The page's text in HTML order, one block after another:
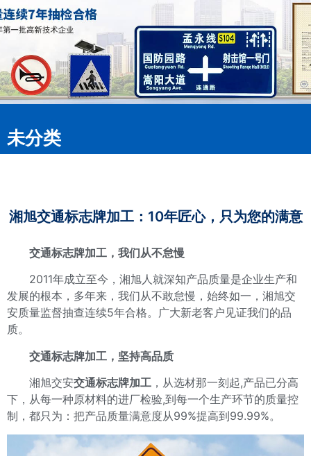
未分类
湘旭交通标志牌加工：10年匠心，只为您的满意
交通标志牌加工 ，我们从不怠慢
2011年成立至今，湘旭人就深知产品质量是企业生产和
发展的根本，多年来，我们从不敢怠慢，始终如一，湘旭交
安质量监督抽查连续5年合格。广大新老客户见证我们的品
质。
交通标志牌加工 ，坚持高品质
湘旭交安交通标志牌加工 ，从选材那一刻起,产品已分高
下，从每一种原材料的进厂检验,到每一个生产环节的质量控
制，都只为：把产品质量满意度从99%提高到99.99%。